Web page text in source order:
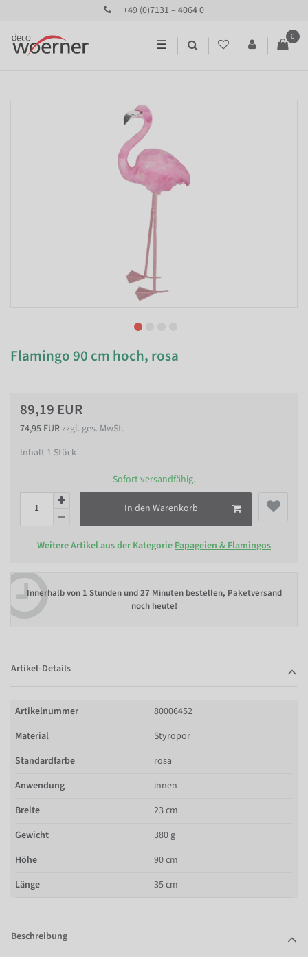
+49 (0)7131 – 4064 0
☰
0
Flamingo 90 cm hoch, rosa
89,19 EUR
74,95 EURzzgl. ges. MwSt.
Inhalt 1 Stück
Sofort versandfähig.
In den Warenkorb
Weitere Artikel aus der Kategorie Papageien & Flamingos
Innerhalb von 1 Stunden und 27 Minuten bestellen, Paketversand
noch heute!
Artikel-Details
Artikelnummer
80006452
Material
Styropor
Standardfarbe
rosa
Anwendung
innen
Breite
23 cm
Gewicht
380 g
Höhe
90 cm
Länge
35 cm
Beschreibung